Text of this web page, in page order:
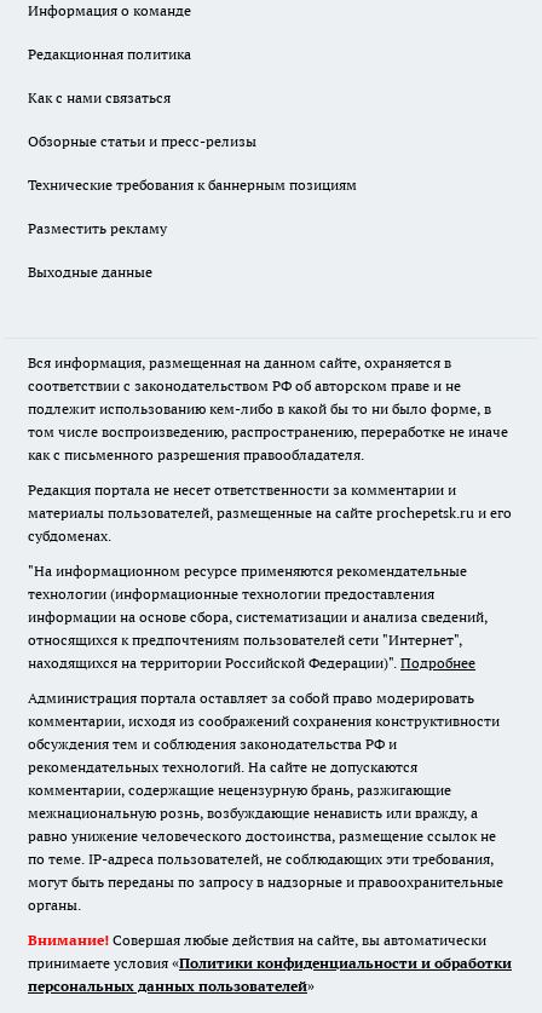
Информация о команде
Редакционная политика
Как с нами связаться
Обзорные статьи и пресс-релизы
Технические требования к баннерным позициям
Разместить рекламу
Выходные данные
Вся информация, размещенная на данном сайте, охраняется в
соответствии с законодательством РФ об авторском праве и не
подлежит использованию кем-либо в какой бы то ни было форме, в
том числе воспроизведению, распространению, переработке не иначе
как с письменного разрешения правообладателя.
Редакция портала не несет ответственности за комментарии и
материалы пользователей, размещенные на сайте prochepetsk.ru и его
субдоменах.
"На информационном ресурсе применяются рекомендательные
технологии (информационные технологии предоставления
информации на основе сбора, систематизации и анализа сведений,
относящихся к предпочтениям пользователей сети "Интернет",
находящихся на территории Российской Федерации)". Подробнее
Администрация портала оставляет за собой право модерировать
комментарии, исходя из соображений сохранения конструктивности
обсуждения тем и соблюдения законодательства РФ и
рекомендательных технологий. На сайте не допускаются
комментарии, содержащие нецензурную брань, разжигающие
межнациональную рознь, возбуждающие ненависть или вражду, а
равно унижение человеческого достоинства, размещение ссылок не
по теме. IP-адреса пользователей, не соблюдающих эти требования,
могут быть переданы по запросу в надзорные и правоохранительные
органы.
Внимание! Совершая любые действия на сайте, вы автоматически
принимаете условия «Политики конфиденциальности и обработки
персональных данных пользователей»